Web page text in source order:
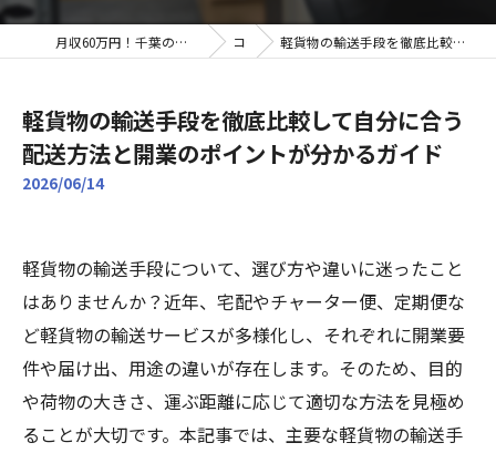
月収60万円！千葉のドライバー転職なら株式会社燕｜未経験歓迎 コラム 軽貨物の輸送手段を徹底比較して自分に合う配送方法と開業のポイントが分かるガイド
軽貨物の輸送手段を徹底比較して自分に合う
配送方法と開業のポイントが分かるガイド
2026/06/14
軽貨物の輸送手段について、選び方や違いに迷ったこと
はありませんか？近年、宅配やチャーター便、定期便な
ど軽貨物の輸送サービスが多様化し、それぞれに開業要
件や届け出、用途の違いが存在します。そのため、目的
や荷物の大きさ、運ぶ距離に応じて適切な方法を見極め
ることが大切です。本記事では、主要な軽貨物の輸送手